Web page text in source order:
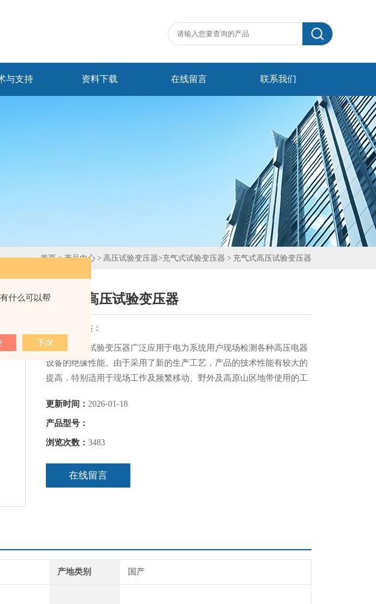
什么可以帮
与支持 资料下载 在线留言 联系我们
首页>产品中心 > 高压试验变压器>充气式试验变压器 > 充气式高压试验变压器
充气式高压试验变压器
简要描述：
充气式高压试验变压器广泛应用于电力系统用户现场检测各种高压电器
设备的绝缘性能。由于采用了新的生产工艺，产品的技术性能有较大的
提高，特别适用于现场工作及频繁移动、野外及高原山区地带使用的工
更新时间： 2026-01-18
产品型号：
浏览次数： 3483
在线留言
产地类别 国产